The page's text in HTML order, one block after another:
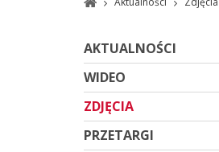
AKTUALNOŚCI
WIDEO
ZDJĘCIA
PRZETARGI